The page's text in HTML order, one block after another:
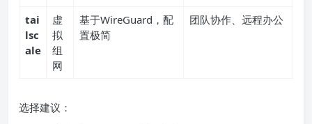
tai
lsc
ale
虚
拟
组
网
基于WireGuard，配
置极简
团队协作、远程办公
选择建议：